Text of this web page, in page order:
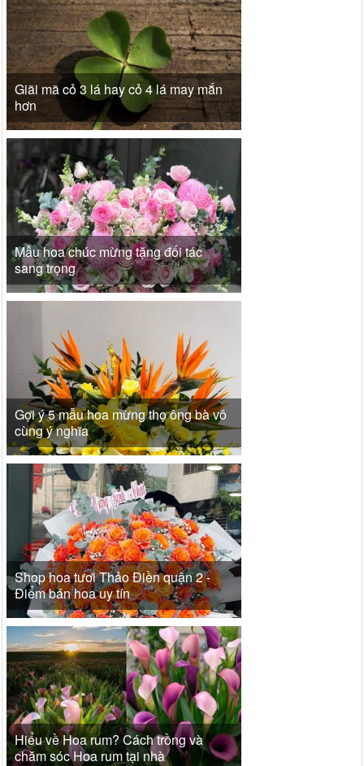
Giãi mã cỏ 3 lá hay cỏ 4 lá may mắn
hơn
Mẫu hoa chúc mừng tặng đối tác
sang trọng
Gợi ý 5 mẫu hoa mừng thọ ông bà vô
cùng ý nghĩa
Shop hoa tươi Thảo Điền quận 2 -
Điểm bán hoa uy tín
Hiểu về Hoa rum? Cách trồng và
chăm sóc Hoa rum tại nhà